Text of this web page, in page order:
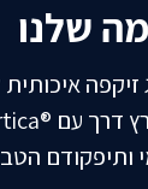
שלנו
ותיפקודם